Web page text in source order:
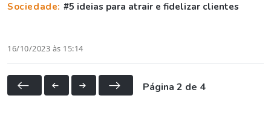
Sociedade: #5 ideias para atrair e fidelizar clientes
16/10/2023 às 15:14
Página 2 de 4